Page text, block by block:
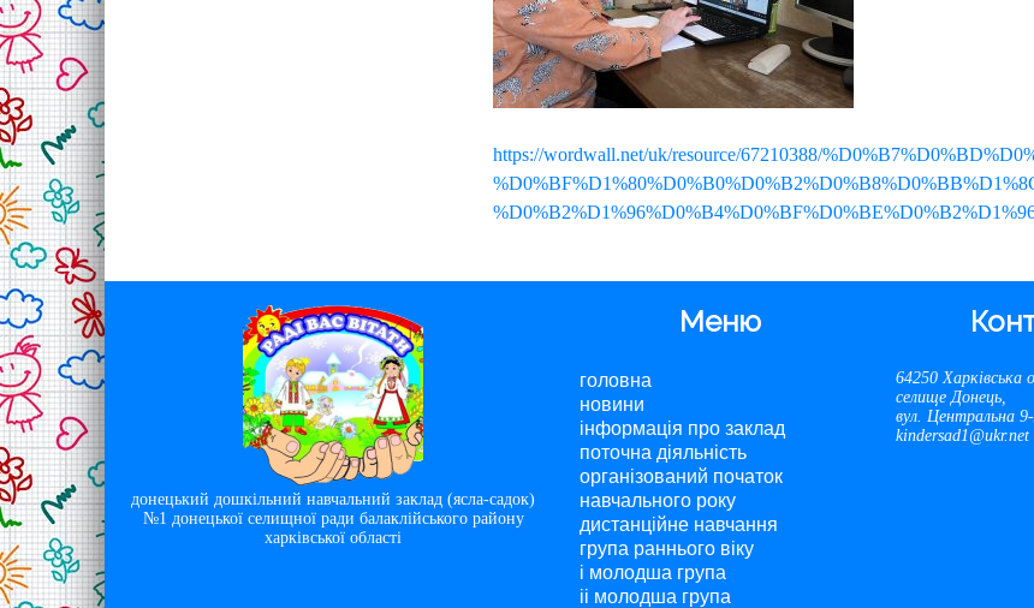
https://wordwall.net/uk/resource/67210388/
донецький дошкільний навчальний заклад (ясла-садок)
№1 донецької селищної ради балаклійського району
харківської області
Меню
головна
новини
інформація про заклад
поточна діяльність
організований початок
навчального року
дистанційне навчання
група раннього віку
і молодша група
ii молодша група
64250 Харківська
селище Донець,
вул. Центральна
kindersad1@ukr.net